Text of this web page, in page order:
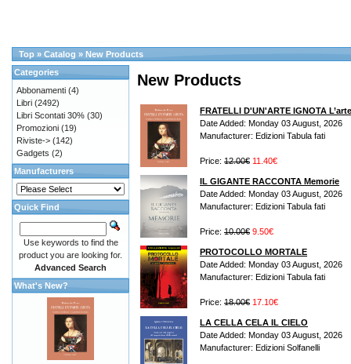
Top » Catalog » New Products
New Products
FRATELLI D'UN'ARTE IGNOTA
Date Added: Monday 03 August, 2026
Manufacturer: Edizioni Tabula fati
Price: 12.00€ 11.40€
IL GIGANTE RACCONTA Memorie
Date Added: Monday 03 August, 2026
Manufacturer: Edizioni Tabula fati
Price: 10.00€ 9.50€
PROTOCOLLO MORTALE
Date Added: Monday 03 August, 2026
Manufacturer: Edizioni Tabula fati
Price: 18.00€ 17.10€
LA CELLA CELA IL CIELO
Date Added: Monday 03 August, 2026
Manufacturer: Edizioni Solfanelli
Categories
Abbonamenti (4)
Libri (2492)
Libri Scontati 30% (30)
Promozioni (19)
Riviste-> (142)
Gadgets (2)
Manufacturers
Quick Find
Use keywords to find the
product you are looking for.
Advanced Search
What's New?